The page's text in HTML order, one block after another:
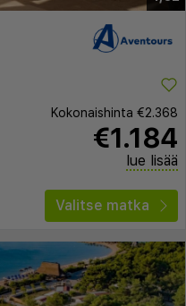
Kokonaishinta €2.368
€1.184
lue lisää
Valitse matka